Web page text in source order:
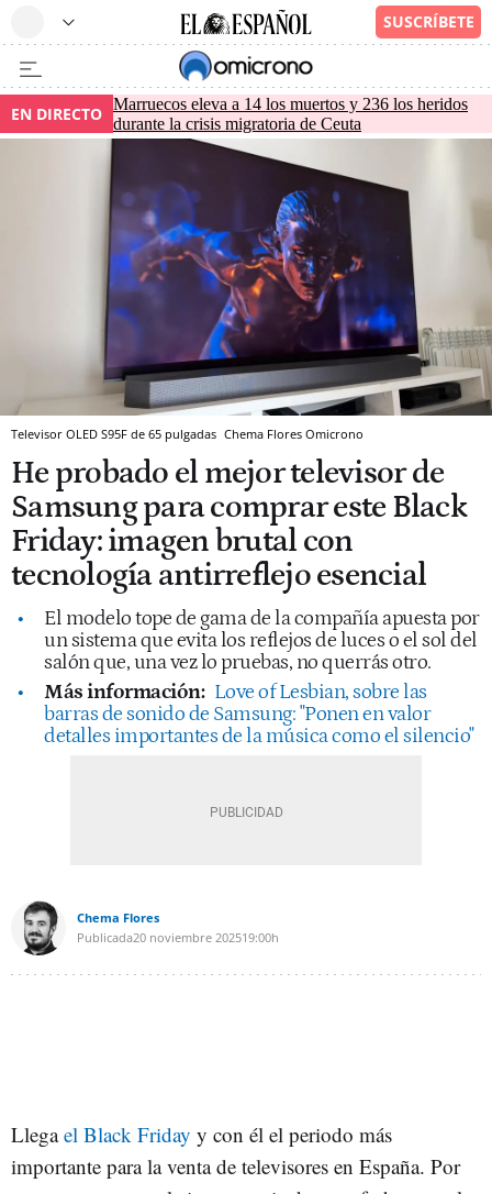
EN DIRECTO Marruecos eleva a 14 los muertos y 236 los heridos
durante la crisis migratoria de Ceuta
Televisor OLED S95F de 65 pulgadas Chema Flores Omicrono
He probado el mejor televisor de
Samsung para comprar este Black
Friday: imagen brutal con
tecnología antirreflejo esencial
El modelo tope de gama de la compañía apuesta por
un sistema que evita los reflejos de luces o el sol del
salón que, una vez lo pruebas, no querrás otro.
Más información: Love of Lesbian, sobre las
barras de sonido de Samsung: "Ponen en valor
detalles importantes de la música como el silencio"
Chema Flores
Publicada20 noviembre 202519:00h
Llegael Black Friday y con él el periodo más
importante para la venta de televisores en España. Por